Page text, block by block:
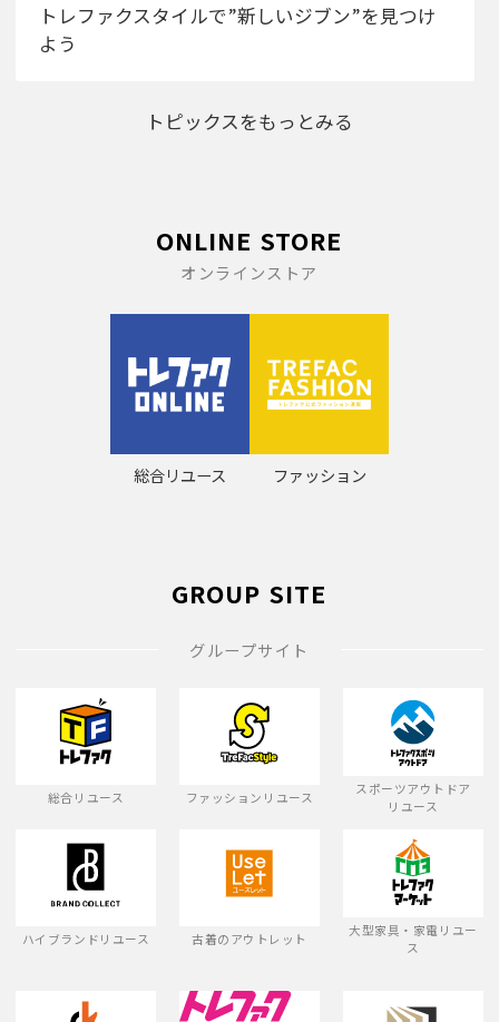
トレファクスタイルで”新しいジブン”を見つけ
よう
トピックスをもっとみる
ONLINE STORE
オンラインストア
総合リユース ファッション
GROUP SITE
グループサイト
総合リユース ファッションリユース
スポーツアウトドア
リユース
ハイブランドリユース 古着のアウトレット
大型家具・家電リユー
ス